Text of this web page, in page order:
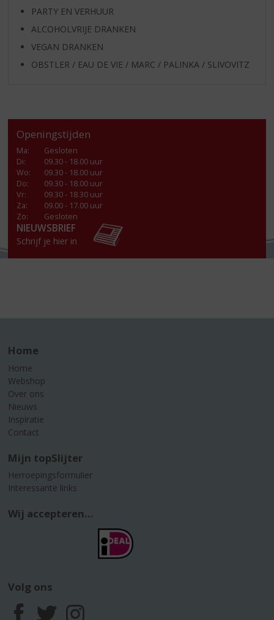
PARTY EN VERHUUR
ALCOHOLVRIJE DRANKEN
VEGAN DRANKEN
OBSTLER / EAU DE VIE / MARC / PALINKA / SLIVOVITZ
Openingstijden
Ma:
Gesloten
Di:
09.30 - 18.00 uur
Wo:
09.30 - 18.00 uur
Do:
09.30 - 18.00 uur
Vr:
09.30 - 18.30 uur
Za:
09.00 - 17.00 uur
Zo:
Gesloten
NIEUWSBRIEF
Schrijf je hier in
Home
Home
Webshop
Over ons
Nieuws
Inspiratie
Contact
Mijn topSlijter
Herroepingsformulier
Interessante links
Wij accepteren...
Volg ons
F T I